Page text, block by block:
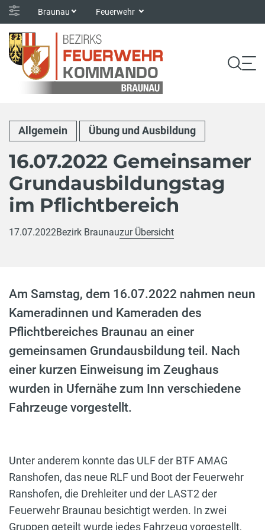
Braunau Feuerwehr
Allgemein Übung und Ausbildung
16.07.2022 Gemeinsamer
Grundausbildungstag
im Pflichtbereich
17.07.2022Bezirk Braunauzur Übersicht
Am Samstag, dem 16.07.2022 nahmen neun
Kameradinnen und Kameraden des
Pflichtbereiches Braunau an einer
gemeinsamen Grundausbildung teil. Nach
einer kurzen Einweisung im Zeughaus
wurden in Ufernähe zum Inn verschiedene
Fahrzeuge vorgestellt.
Unter anderem konnte das ULF der BTF AMAG
Ranshofen, das neue RLF und Boot der Feuerwehr
Ranshofen, die Drehleiter und der LAST2 der
Feuerwehr Braunau besichtigt werden. In zwei
Gruppen geteilt wurde jedes Fahrzeug vorgestellt,